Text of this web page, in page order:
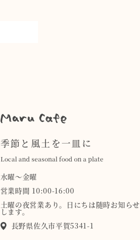
季節と風土を一皿に
Local and seasonal food on a plate
水曜〜金曜
営業時間 10:00-16:00
土曜の夜営業あり。日にちは随時お知らせ
します。
長野県佐久市平賀5341-1